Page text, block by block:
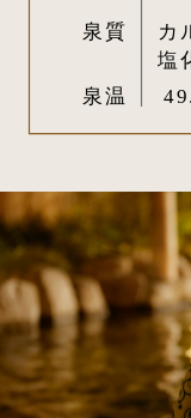
泉質
泉温
カ
塩